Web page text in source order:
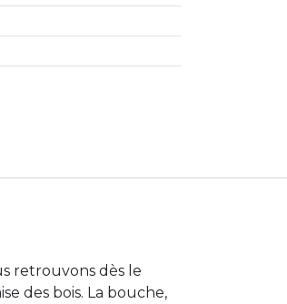
retrouvons dès le
des bois. La bouche,